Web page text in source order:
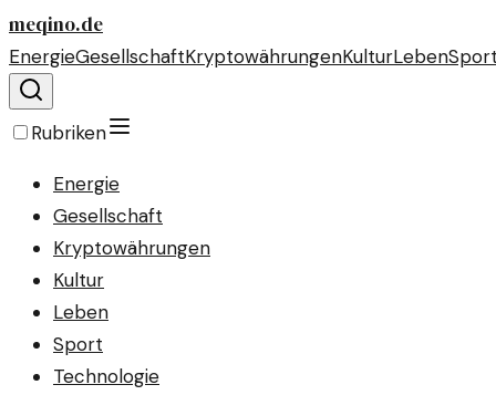
meqino.de
EnergieGesellschaftKryptowährungenKulturLeben
Rubriken
Energie
Gesellschaft
Kryptowährungen
Kultur
Leben
Sport
Technologie